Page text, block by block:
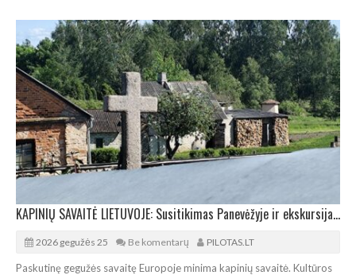
KAPINIŲ SAVAITĖ LIETUVOJE: Susitikimas Panevėžyje ir ekskursija po senąsias kapines
2026 gegužės 25 Be komentarų PILOTAS.LT
Paskutinę gegužės savaitę Europoje minima kapinių savaitė. Kultūros